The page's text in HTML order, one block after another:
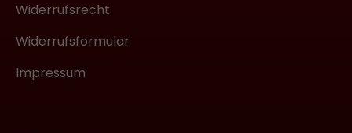
Widerrufsrecht
Widerrufsformular
Impressum